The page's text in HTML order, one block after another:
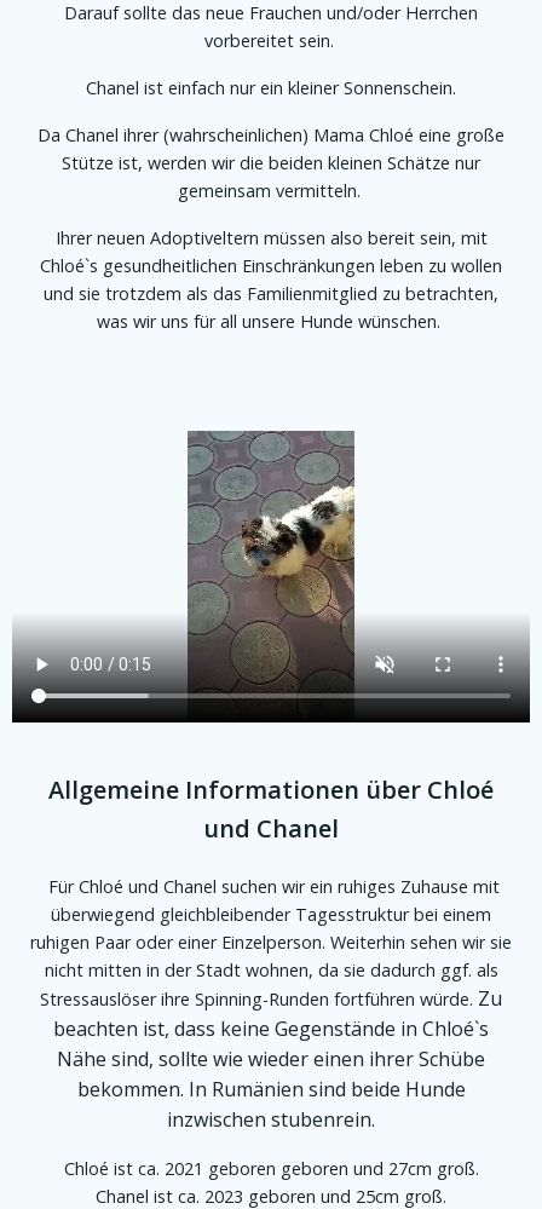
Darauf sollte das neue Frauchen und/oder Herrchen
vorbereitet sein.
Chanel ist einfach nur ein kleiner Sonnenschein.
Da Chanel ihrer (wahrscheinlichen) Mama Chloé eine große
Stütze ist, werden wir die beiden kleinen Schätze nur
gemeinsam vermitteln.
Ihrer neuen Adoptiveltern müssen also bereit sein, mit
Chloé`s gesundheitlichen Einschränkungen leben zu wollen
und sie trotzdem als das Familienmitglied zu betrachten,
was wir uns für all unsere Hunde wünschen.
Allgemeine Informationen über Chloé
und Chanel
Für Chloé und Chanel suchen wir ein ruhiges Zuhause mit
überwiegend gleichbleibender Tagesstruktur bei einem
ruhigen Paar oder einer Einzelperson. Weiterhin sehen wir sie
nicht mitten in der Stadt wohnen, da sie dadurch ggf. als
Stressauslöser ihre Spinning-Runden fortführen würde. Zu
beachten ist, dass keine Gegenstände in Chloé`s
Nähe sind, sollte wie wieder einen ihrer Schübe
bekommen. In Rumänien sind beide Hunde
inzwischen stubenrein.
Chloé ist ca. 2021 geboren geboren und 27cm groß.
Chanel ist ca. 2023 geboren und 25cm groß.